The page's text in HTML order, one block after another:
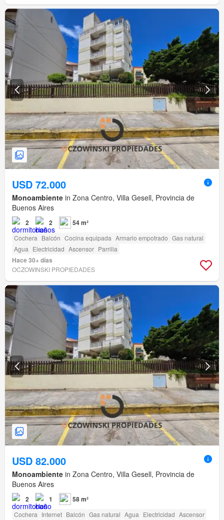
USD 72.000
Monoambiente in Zona Centro, Villa Gesell, Provincia de
Buenos Aires
2 2 54 m²
Cochera Balcón Cocina equipada Armario empotrado Gas natural
Agua Electricidad Ascensor Parrilla
Hace 30+ días
OCZOWINSKI PROPIEDADES
USD 82.000
Monoambiente in Zona Centro, Villa Gesell, Provincia de
Buenos Aires
2 1 58 m²
Cochera Internet Balcón Gas natural Agua Electricidad Ascensor